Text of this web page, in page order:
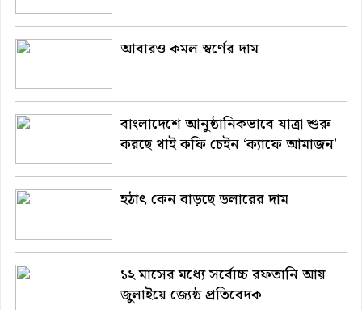
আবারও কমল স্বর্ণের দাম
বাংলাদেশে আনুষ্ঠানিকভাবে যাত্রা শুরু
করছে থাই কফি চেইন ‘ক্যাফে আমাজন’
হঠাৎ কেন বাড়ছে ডলারের দাম
১২ মাসের মধ্যে সর্বোচ্চ রফতানি আয়
জুলাইয়ে জ্যেষ্ঠ প্রতিবেদক